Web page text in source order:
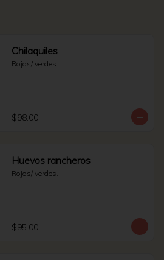
Chilaquiles
Rojos/ verdes.
$98.00
Huevos rancheros
Rojos/ verdes.
$95.00